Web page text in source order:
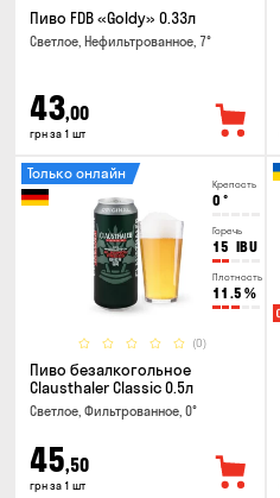
Пиво FDB «Goldy» 0.33л
Светлое, Нефильтрованное, 7°
43,00
грн за 1 шт
Крепость
0 °
Горечь
15 IBU
Плотность
11.5 %
(0)
Только онлайн
Пиво безалкогольное
Clausthaler Classic 0.5л
Светлое, Фильтрованное, 0°
45,50
грн за 1 шт